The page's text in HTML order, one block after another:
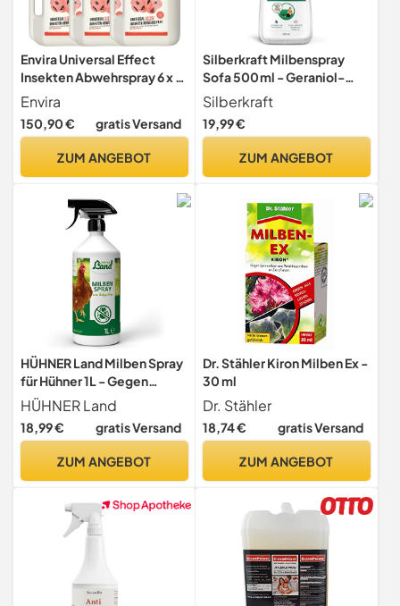
Envira Universal Effect
Insekten Abwehrspray 6 x 2
Liter - Extra starkes Spray
mit Langzeitwirkung gegen
Trauermücken,
Lebensmittelmotten &
Mittel gegen Insekten
Envira
150,90 € gratis Versand
ZUM ANGEBOT
Silberkraft Milbenspray
Sofa 500 ml - Geraniol-
Mittel gegen
Hausstaubmilben - Anti-
Milben-Spray für
Frischer Zitronenduft
Silberkraft
19,99 €
ZUM ANGEBOT
HÜHNER Land Milben Spray
für Hühner 1L - Gegen
Milben & Parasiten,
Milbenspray Milben Stop,
Milbenmittel als
Kontaktspray, zur
HÜHNER Land
18,99 € gratis Versand
ZUM ANGEBOT
Dr. Stähler Kiron Milben Ex -
30 ml
Dr. Stähler
18,74 € gratis Versand
ZUM ANGEBOT